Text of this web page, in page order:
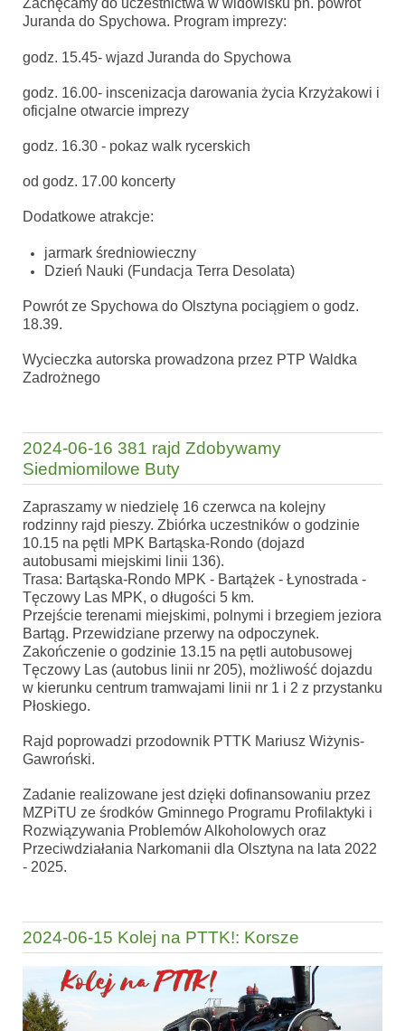
Zachęcamy do uczestnictwa w widowisku pn. powrót
Juranda do Spychowa. Program imprezy:
godz. 15.45- wjazd Juranda do Spychowa
godz. 16.00- inscenizacja darowania życia Krzyżakowi i
oficjalne otwarcie imprezy
godz. 16.30 - pokaz walk rycerskich
od godz. 17.00 koncerty
Dodatkowe atrakcje:
jarmark średniowieczny
Dzień Nauki (Fundacja Terra Desolata)
Powrót ze Spychowa do Olsztyna pociągiem o godz.
18.39.
Wycieczka autorska prowadzona przez PTP Waldka
Zadrożnego
2024-06-16 381 rajd Zdobywamy
Siedmiomilowe Buty
Zapraszamy w niedzielę 16 czerwca na kolejny
rodzinny rajd pieszy. Zbiórka uczestników o godzinie
10.15 na pętli MPK Bartąska-Rondo (dojazd
autobusami miejskimi linii 136).
Trasa: Bartąska-Rondo MPK - Bartążek - Łynostrada -
Tęczowy Las MPK, o długości 5 km.
Przejście terenami miejskimi, polnymi i brzegiem jeziora
Bartąg. Przewidziane przerwy na odpoczynek.
Zakończenie o godzinie 13.15 na pętli autobusowej
Tęczowy Las (autobus linii nr 205), możliwość dojazdu
w kierunku centrum tramwajami linii nr 1 i 2 z przystanku
Płoskiego.
Rajd poprowadzi przodownik PTTK Mariusz Wiżynis-
Gawroński.
Zadanie realizowane jest dzięki dofinansowaniu przez
MZPiTU ze środków Gminnego Programu Profilaktyki i
Rozwiązywania Problemów Alkoholowych oraz
Przeciwdziałania Narkomanii dla Olsztyna na lata 2022
- 2025.
2024-06-15 Kolej na PTTK!: Korsze